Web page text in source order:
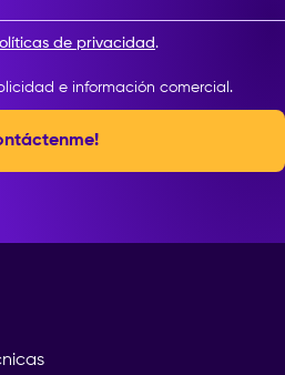
de privacidad .
e información comercial.